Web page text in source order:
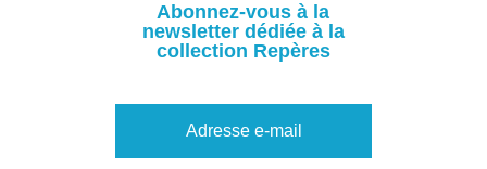
Abonnez-vous à la
newsletter dédiée à la
collection Repères